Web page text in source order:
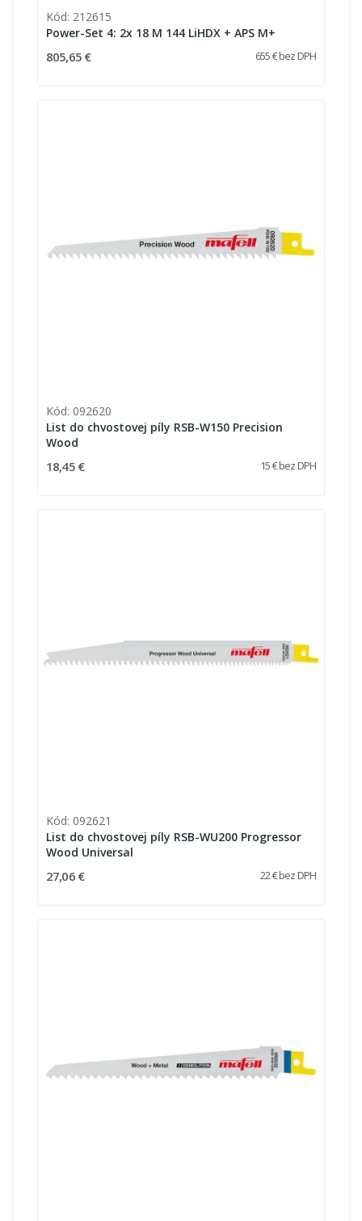
Kód: 212615
Power-Set 4: 2x 18 M 144 LiHDX + APS M+
805,65 € 655 € bez DPH
Kód: 092620
List do chvostovej píly RSB-W150 Precision
Wood
18,45 € 15 € bez DPH
Kód: 092621
List do chvostovej píly RSB-WU200 Progressor
Wood Universal
27,06 € 22 € bez DPH